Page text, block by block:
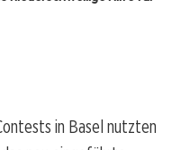
in Basel nutzten